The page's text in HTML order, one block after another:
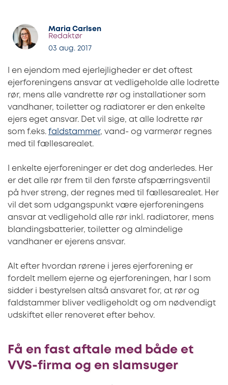
Maria Carlsen
Redaktør
03 aug. 2017
I en ejendom med ejerlejligheder er det oftest
ejerforeningens ansvar at vedligeholde alle lodrette
rør, mens alle vandrette rør og installationer som
vandhaner, toiletter og radiatorer er den enkelte
ejers eget ansvar. Det vil sige, at alle lodrette rør
som f.eks. faldstammer, vand- og varmerør regnes
med til fællesarealet.
I enkelte ejerforeninger er det dog anderledes. Her
er det alle rør frem til den første afspærringsventil
på hver streng, der regnes med til fællesarealet. Her
vil det som udgangspunkt være ejerforeningens
ansvar at vedligehold alle rør inkl. radiatorer, mens
blandingsbatterier, toiletter og almindelige
vandhaner er ejerens ansvar.
Alt efter hvordan rørene i jeres ejerforening er
fordelt mellem ejerne og ejerforeningen, har I som
sidder i bestyrelsen altså ansvaret for, at rør og
faldstammer bliver vedligeholdt og om nødvendigt
udskiftet eller renoveret efter behov.
Få en fast aftale med både et
VVS-firma og en slamsuger